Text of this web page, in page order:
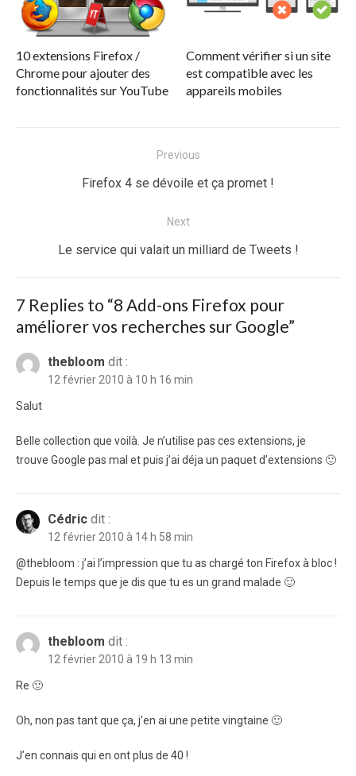
10 extensions Firefox /
Chrome pour ajouter des
fonctionnalités sur YouTube
Comment vérifier si un site
est compatible avec les
appareils mobiles
Previous
Previous
Firefox 4 se dévoile et ça promet !
Next
Next
Le service qui valait un milliard de Tweets !
7 Replies to “8 Add-ons Firefox pour
améliorer vos recherches sur Google”
thebloom dit :
12 février 2010 à 10 h 16 min
Salut
Belle collection que voilà. Je n’utilise pas ces extensions, je
trouve Google pas mal et puis j’ai déja un paquet d’extensions 🙂
Cédric dit :
12 février 2010 à 14 h 58 min
@thebloom : j’ai l’impression que tu as chargé ton Firefox à bloc !
Depuis le temps que je dis que tu es un grand malade 🙂
thebloom dit :
12 février 2010 à 19 h 13 min
Re 🙂
Oh, non pas tant que ça, j’en ai une petite vingtaine 🙂
J’en connais qui en ont plus de 40 !